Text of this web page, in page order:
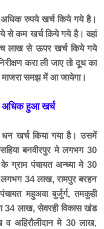
अधिक रुपये खर्च किये गये है।
से कम खर्च किये गये है। वहां
लाख से ऊपर खर्च किये गये
करा ली जाए तो दूध का
माजरा समझ में आ जायेगा।
अधिक हुआ खर्च
खर्च किया गया है। उसमें
बनवीरपुर मे लगभग 30
पंचायत अन्ध्या मे 30
34 लाख, रामपुर बरहन
महुअवा बुर्जुर्ग, तमकुही
34 लाख, सेवरही विकास खंड
अहिरौलीदान मे 30 लाख,